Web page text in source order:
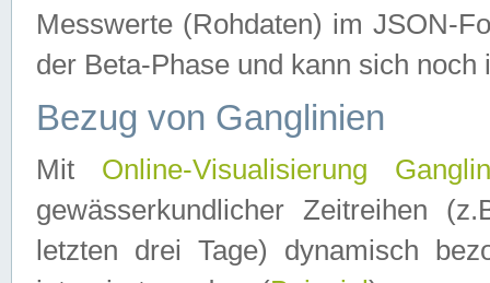
Messwerte (Rohdaten) im JSON-
der Beta-Phase und kann sich noch
Bezug von Ganglinien
Mit Online-Visualisierung
gewässerkundlicher Zeitreihen
letzten drei Tage) dynamisch